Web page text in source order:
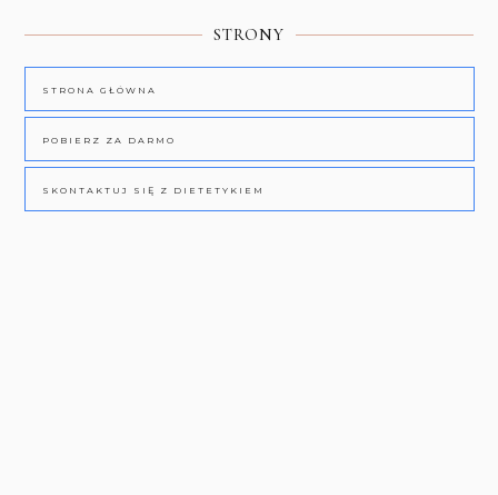
STRONY
STRONA GŁÓWNA
POBIERZ ZA DARMO
SKONTAKTUJ SIĘ Z DIETETYKIEM